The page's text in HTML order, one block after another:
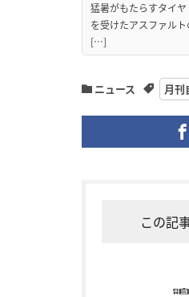
猛暑がもたらすタイ
を受けたアスファル
[…]
ニュース 月刊
この記